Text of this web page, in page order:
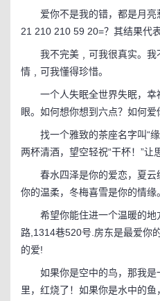
爱你不是我的错，都是月亮
21 210 210 59 20=？其结果代
我不完美﹐可我很真实。我
情﹐可我懂得珍惜。
一个人失眠全世界失眠，幸
眼。如何想你想到六点？如何爱
找一个雅致的茶座名字叫“缘
两杯清酒，望空轻祝“干杯！”让
春水四泽是你的爱恋，夏云
你的温柔，冬梅喜雪是你的情缘。
希望你能住进一个温暖的地
路,1314巷520号.房东是最爱你
的爱!
如果你是空中的鸟，那我是
里，红烧了！如果你是水中的